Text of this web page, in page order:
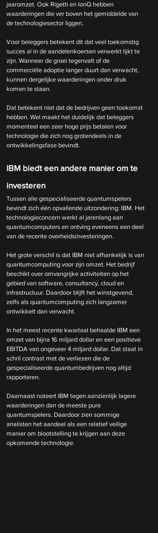
jaaromzet. Ook Rigetti en IonQ hebben
waarderingen die ver boven het gemiddelde van
de technologiesector liggen.
Voor beleggers betekent dit dat veel toekomstig
succes al in de aandelenkoersen verwerkt lijkt te
zijn. Wanneer de groei tegenvalt of de
commerciële adoptie langer duurt dan verwacht,
kunnen dergelijke waarderingen onder druk
komen te staan.
Dat betekent niet dat de bedrijven geen toekomst
hebben. Wel maakt het duidelijk dat beleggers
momenteel een zeer hoge prijs betalen voor
technologie die zich nog grotendeels in de
ontwikkelingsfase bevindt.
IBM biedt een andere manier om te
investeren
Tussen alle gespecialiseerde quantumspelers
bevindt zich één opvallende uitzondering: IBM. Het
technologieconcern werkt al jarenlang aan
quantumcomputers en ontving eveneens een deel
van de recente overheidsinvesteringen.
Het grote verschil is dat IBM niet afhankelijk is van
quantumcomputing voor zijn omzet. Het bedrijf
beschikt over omvangrijke activiteiten op het
gebied van software, consultancy, cloud en
infrastructuur. Daardoor blijft het winstgevend,
zelfs als quantumcomputing zich langzamer
ontwikkelt dan verwacht.
In het meest recente kwartaal behaalde IBM een
omzet van bijna 16 miljard dollar en een positieve
EBITDA van ongeveer 4 miljard dollar. Dat staat in
schril contrast met de verliezen die de
gespecialiseerde quantumbedrijven nog altijd
rapporteren.
Daarnaast noteert IBM tegen aanzienlijk lagere
waarderingen dan de meeste pure
quantumspelers. Daardoor zien sommige
analisten het aandeel als een relatief veilige
manier om blootstelling te krijgen aan deze
opkomende technologie.